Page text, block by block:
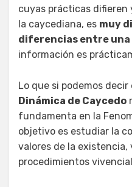
cuyas prácticas difieren
la caycediana, es muy
diferencias entre una
información es
Lo que si podemos decir
Dinámica de Caycedo
fundamenta en la
objetivo es estudiar la
valores de la existencia,
procedimientos